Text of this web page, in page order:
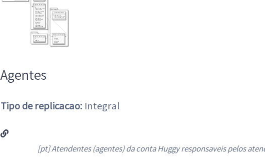
Agentes
Tipo de replicacao: Integral
[pt] Atendentes (agentes) da conta Huggy responsaveis pelos